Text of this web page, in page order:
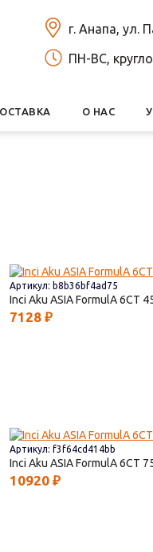
г. Анапа, ул.
ПН-ВС,
О НАС
Артикул: b8b36bf4ad75
Inci Aku ASIA FormulА 6СТ
7128 ₽
Артикул: f3f64cd414bb
Inci Aku ASIA FormulА 6СТ
10920 ₽